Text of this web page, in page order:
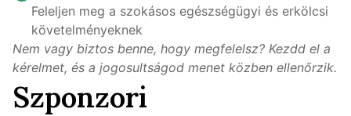
Feleljen meg a szokásos egészségügyi és erkölcsi
követelményeknek
Nem vagy biztos benne, hogy megfelelsz? Kezdd el a
kérelmet, és a jogosultságod menet közben ellenőrzik.
Szponzori